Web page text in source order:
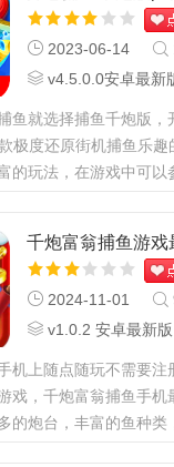
2023-06-14
v4.5.0.0安卓最新
鱼就选择捕鱼千炮版，
极度还原街机捕鱼乐趣
的玩法，在游戏中可以
千炮富翁捕鱼游戏
2024-11-01
v1.0.2 安卓最新版
机上随点随玩不需要注
戏，千炮富翁捕鱼手机
的炮台，丰富的鱼种类